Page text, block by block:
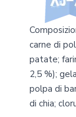
carne di
patate;
2,5 %);
polpa di
di chia;